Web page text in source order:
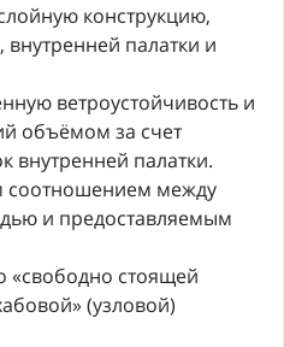
конструкцию,
внутренней палатки и
ветроустойчивость и
объёмом за счет
внутренней палатки.
соотношением между
и предоставляемым
«свободно стоящей
(узловой)